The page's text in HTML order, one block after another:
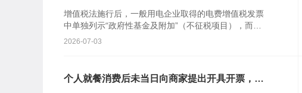
性基金及附加”对应的支出，是否应计入税金及
附加？
增值税法施行后，一般用电企业取得的电费增值税发票
中单独列示“政府性基金及附加”（不征税项目），而增
值税法施行前该部分与电费一并计税开票。该列示方式
2026-07-03
个人就餐消费后未当日向商家提出开具开票，后